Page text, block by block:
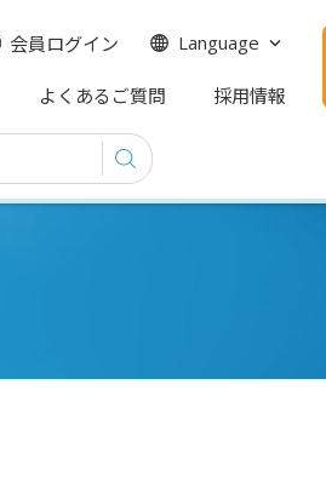
よくあるご質問 採用情報
会員ログイン Language